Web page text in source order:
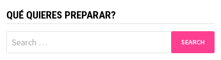
QUÉ QUIERES PREPARAR?
Search
for: